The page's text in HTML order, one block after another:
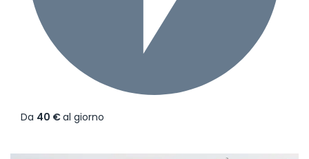
Da 40 €al giorno